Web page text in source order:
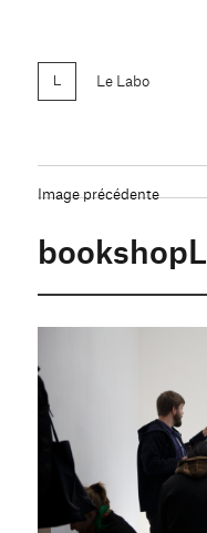
Le Labo
Image précédente